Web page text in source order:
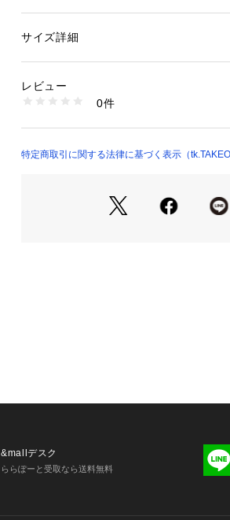
とで、オフィスシーンからデイリーま
519カラー：ブラック
544カラー：ブラウン
ブラックは使いやすいスムースタイプ。
だけの簡単仕様になります。
▼ブランドのお気に入り登録
■こちらの商品はtk．TAKEO KIKUCHI
性別：メンズ
商品番号：
979-05550 （ショップ）
サイズ詳細
レビュー
0件
特定商取引に関する法律に基づく表示（tk.TAKEO
&mallデスク
ららぽーと受取なら送料無料